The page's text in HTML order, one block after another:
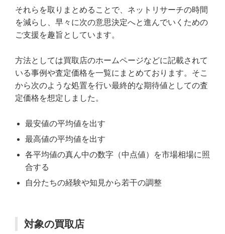
それらを取りまとめることで、ネットリサーチの時間
を減らし、早々に次の意思決定へと進んでいくための
ご支援を趣旨としています。
方法としては買取店のホームページなどに記載されて
いる事例や査定価格を一覧にまとめております。そこ
から次のような処置を行い最終的な期待値としての査
定価格を想定しました。
最安値の平均値を出す
最高値の平均値を出す
各平均値の真ん中の数字（中点値）を市場相場に照
合する
自分たちの経験や知見から若干の調整
対象の買取店